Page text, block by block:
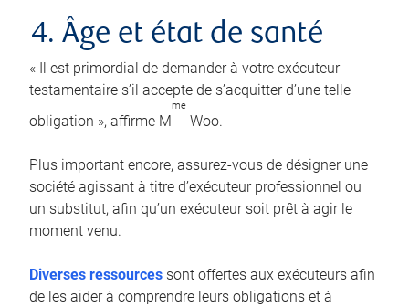
4. Âge et état de santé
« Il est primordial de demander à votre exécuteur
testamentaire s’il accepte de s’acquitter d’une telle
obligation », affirme M
me
Woo.
Plus important encore, assurez-vous de désigner une
société agissant à titre d’exécuteur professionnel ou
un substitut, afin qu’un exécuteur soit prêt à agir le
moment venu.
Diverses ressources sont offertes aux exécuteurs afin
de les aider à comprendre leurs obligations et à